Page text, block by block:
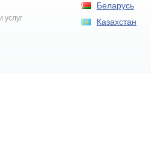
Беларусь
Казахстан
услуг